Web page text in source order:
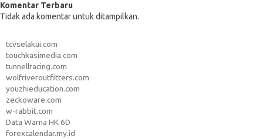
Komentar Terbaru
Tidak ada komentar untuk ditampilkan.
tcvselakui.com
touchkasimedia.com
tunnellracing.com
wolfriveroutfitters.com
youzhieducation.com
zeckoware.com
w-rabbit.com
Data Warna HK 6D
forexcalendar.my.id